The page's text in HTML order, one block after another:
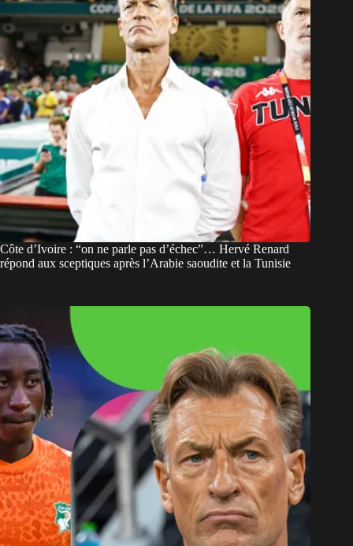
Côte d’Ivoire : “on ne parle pas d’échec”… Hervé Renard
répond aux sceptiques après l’Arabie saoudite et la Tunisie